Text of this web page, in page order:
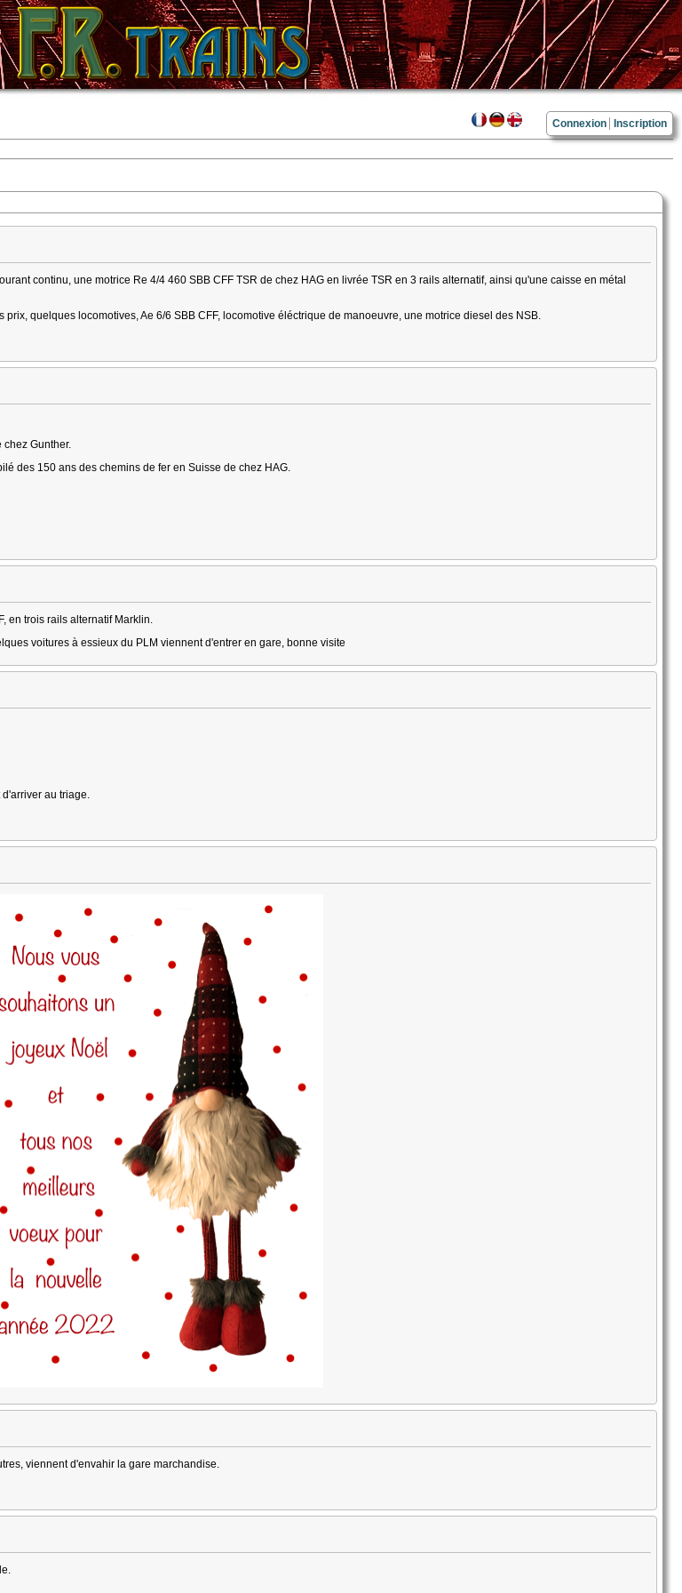
Connexion Inscription
continu, une motrice Re 4/4 460 SBB CFF TSR de chez HAG en livrée TSR en 3 rails alternatif, ainsi qu'une caisse en métal
quelques locomotives, Ae 6/6 SBB CFF, locomotive éléctrique de manoeuvre, une motrice diesel des NSB.
Gunther.
des 150 ans des chemins de fer en Suisse de chez HAG.
en trois rails alternatif Marklin.
voitures à essieux du PLM viennent d'entrer en gare, bonne visite
au triage.
viennent d'envahir la gare marchandise.